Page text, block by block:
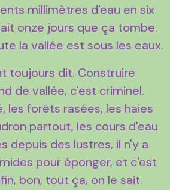
millimètres d'eau en six
onze jours que ça tombe.
la vallée est sous les eaux.
toujours dit. Construire
de vallée, c'est criminel.
les forêts rasées, les haies
partout, les cours d'eau
depuis des lustres, il n'y a
pour éponger, et c'est
bon, tout ça, on le sait.